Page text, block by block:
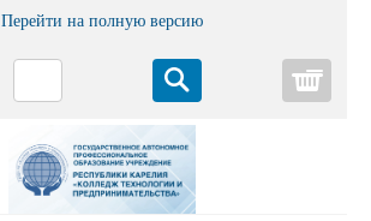
Перейти на полную версию